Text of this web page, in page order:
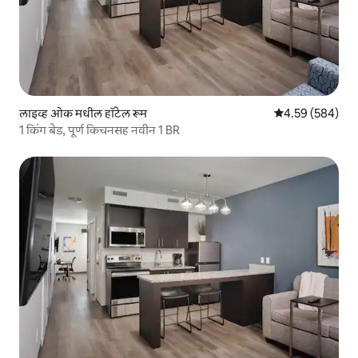
लाइव्ह ओक मधील हॉटेल रूम 5 पैकी 4.59
4.59 (584)
1 किंग बेड, पूर्ण किचनसह नवीन 1 BR